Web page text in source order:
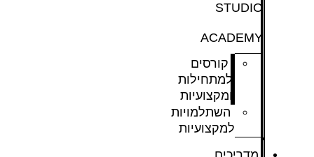
STUDIO
ACADEMY
קורסים
למתחילות
ומקצועיות
השתלמויות
למקצועיות